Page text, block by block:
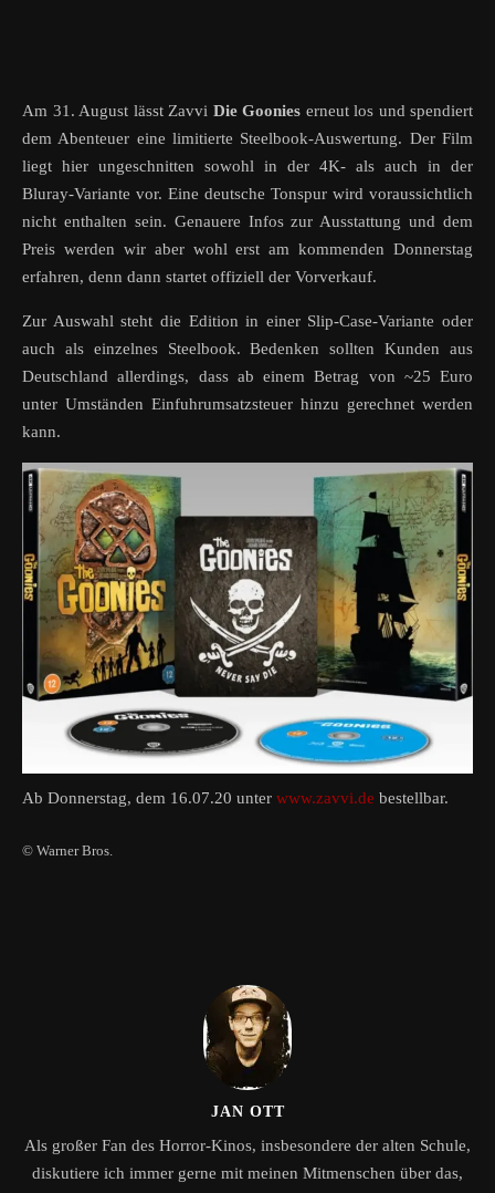
Am 31. August lässt Zavvi Die Goonies erneut los und spendiert
dem Abenteuer eine limitierte Steelbook-Auswertung. Der Film
liegt hier ungeschnitten sowohl in der 4K- als auch in der
Bluray-Variante vor. Eine deutsche Tonspur wird voraussichtlich
nicht enthalten sein. Genauere Infos zur Ausstattung und dem
Preis werden wir aber wohl erst am kommenden Donnerstag
erfahren, denn dann startet offiziell der Vorverkauf.
Zur Auswahl steht die Edition in einer Slip-Case-Variante oder
auch als einzelnes Steelbook. Bedenken sollten Kunden aus
Deutschland allerdings, dass ab einem Betrag von ~25 Euro
unter Umständen Einfuhrumsatzsteuer hinzu gerechnet werden
kann.
Ab Donnerstag, dem 16.07.20 unter www.zavvi.de bestellbar.
© Warner Bros.
JAN OTT
Als großer Fan des Horror-Kinos, insbesondere der alten Schule,
diskutiere ich immer gerne mit meinen Mitmenschen über das,